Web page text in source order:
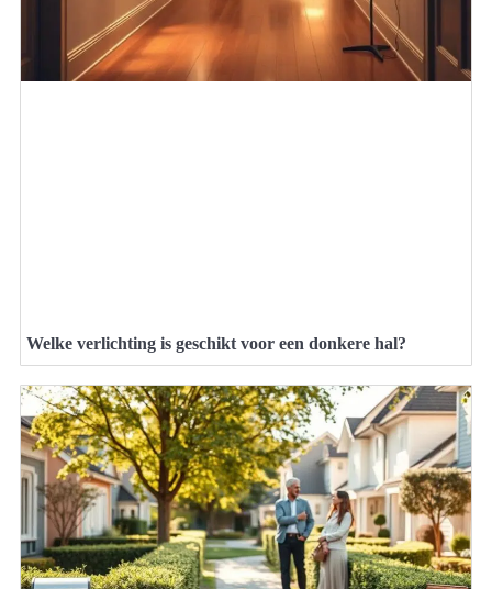
Welke verlichting is geschikt voor een donkere hal?